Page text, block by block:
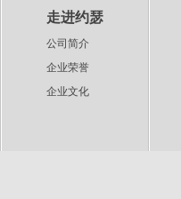
走进约瑟
公司简介
企业荣誉
企业文化